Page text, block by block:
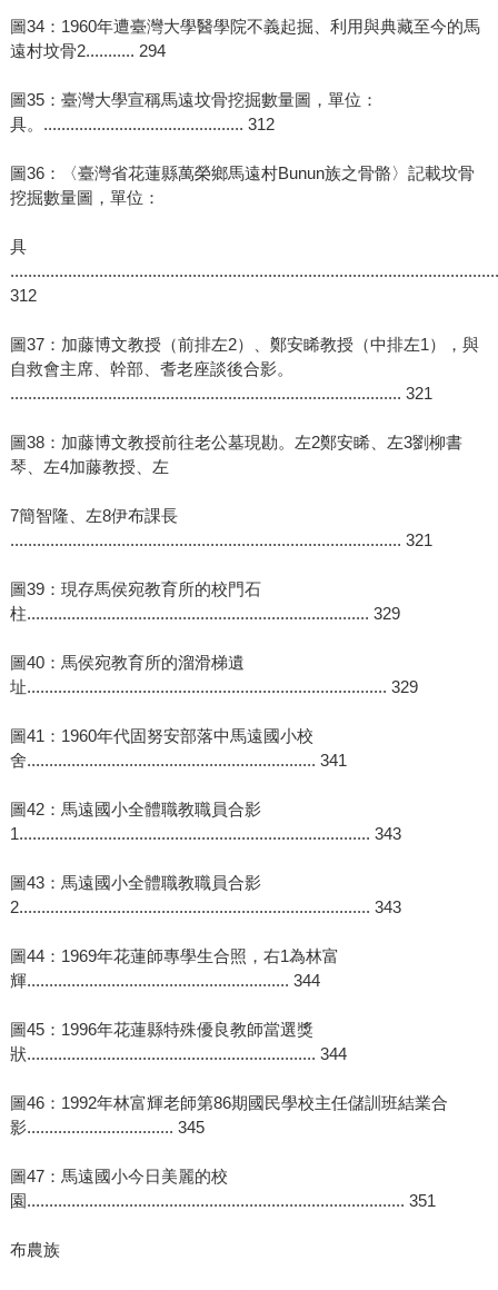
圖34：1960年遭臺灣大學醫學院不義起掘、利用與典藏至今的馬
遠村坟骨2........... 294
圖35：臺灣大學宣稱馬遠坟骨挖掘數量圖，單位：
具。............................................. 312
圖36：〈臺灣省花蓮縣萬榮鄉馬遠村Bunun族之骨骼〉記載坟骨
挖掘數量圖，單位：
具
312
圖37：加藤博文教授（前排左2）、鄭安睎教授（中排左1），與
自救會主席、幹部、耆老座談後合影。
........................................................................................ 321
圖38：加藤博文教授前往老公墓現勘。左2鄭安睎、左3劉柳書
琴、左4加藤教授、左
7簡智隆、左8伊布課長
........................................................................................ 321
圖39：現存馬侯宛教育所的校門石
柱............................................................................. 329
圖40：馬侯宛教育所的溜滑梯遺
址................................................................................. 329
圖41：1960年代固努安部落中馬遠國小校
舍................................................................. 341
圖42：馬遠國小全體職教職員合影
1............................................................................... 343
圖43：馬遠國小全體職教職員合影
2............................................................................... 343
圖44：1969年花蓮師專學生合照，右1為林富
輝........................................................... 344
圖45：1996年花蓮縣特殊優良教師當選獎
狀................................................................. 344
圖46：1992年林富輝老師第86期國民學校主任儲訓班結業合
影................................. 345
圖47：馬遠國小今日美麗的校
園..................................................................................... 351
布農族